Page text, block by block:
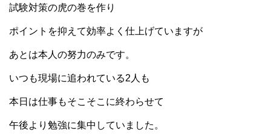
試験対策の虎の巻を作り
ポイントを抑えて効率よく仕上げていますが
あとは本人の努力のみです。
いつも現場に追われている2人も
本日は仕事もそこそこに終わらせて
午後より勉強に集中していました。